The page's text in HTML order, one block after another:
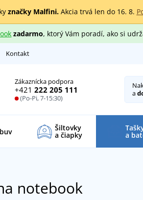
značky Malfini.Akcia trvá len do 16. 8.
zadarmo, ktorý Vám poradí, ako si
Kontakt
Zákaznícka podpora
+421 222 205 111
(Po-Pi, 7-15:30)
a
Šiltovky
a čiapky a
notebook